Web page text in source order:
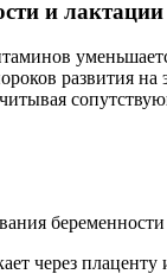
и лактации
развития
через плаценту